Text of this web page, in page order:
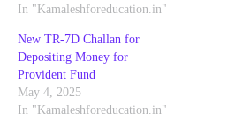
In "Kamaleshforeducation.in"
New TR-7D Challan for
Depositing Money for
Provident Fund
May 4, 2025
In "Kamaleshforeducation.in"